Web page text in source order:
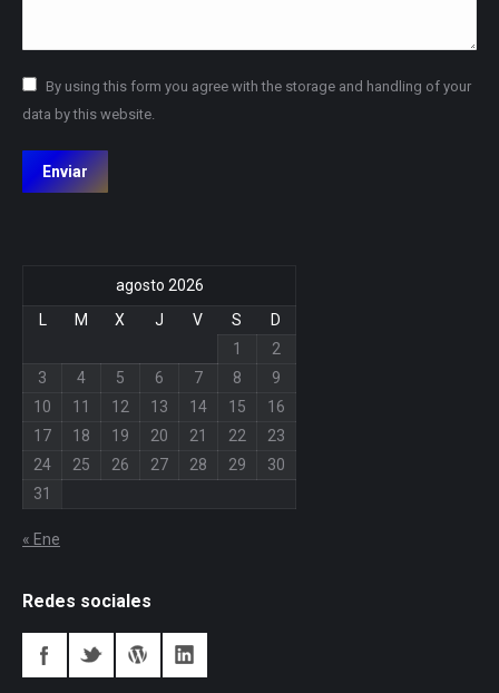
By using this form you agree with the storage and handling of your
data by this website.
Enviar
agosto 2026
L
M X J V S
D
1
2
3
4 5 6 7 8
9
10
11 12 13 14 15
16
17
18 19 20 21 22
23
24
25 26 27 28 29
30
31
« Ene
Redes sociales